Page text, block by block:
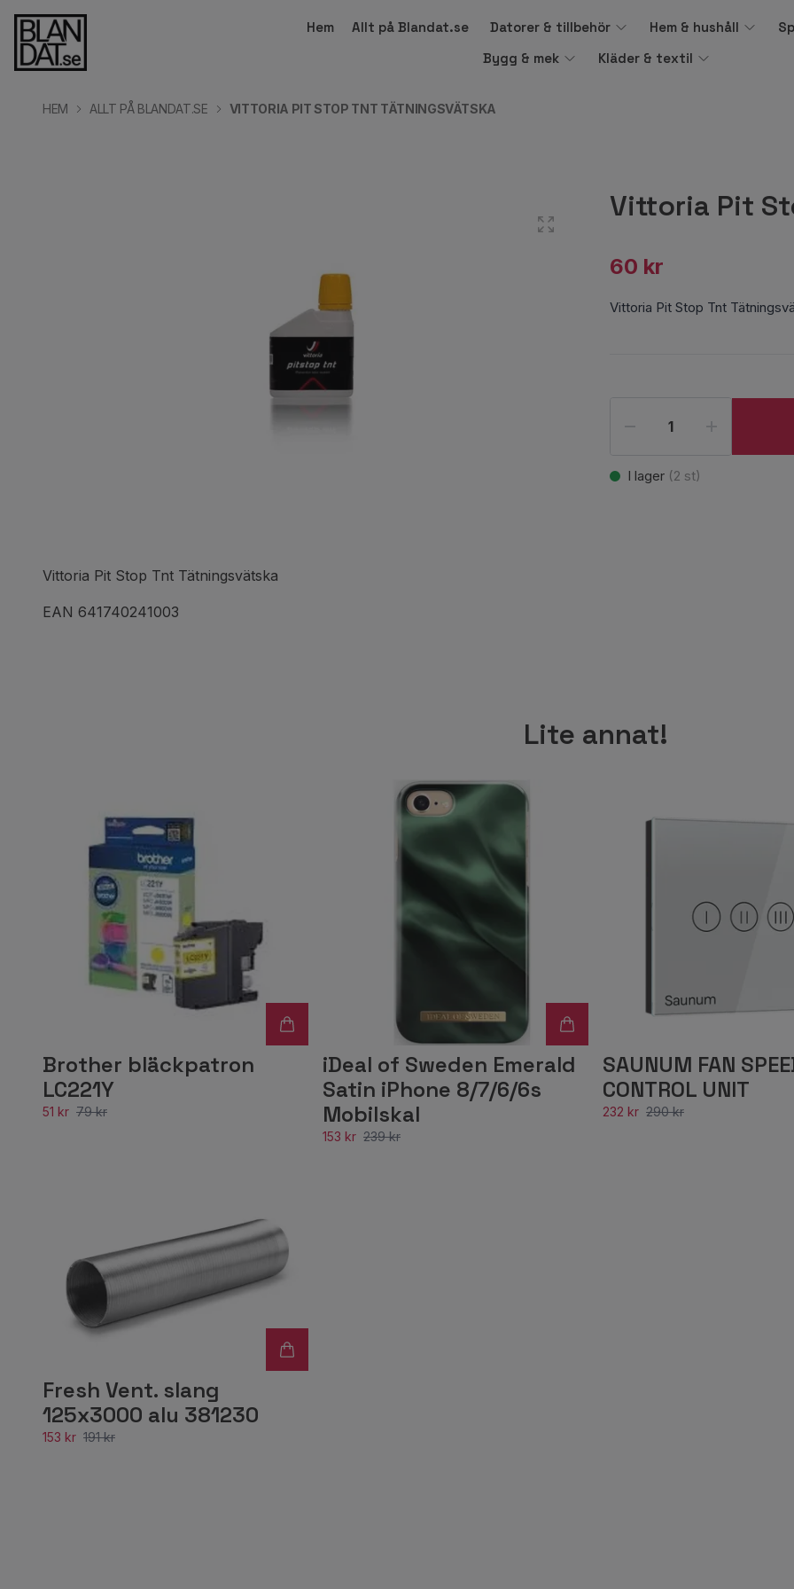
Hem Allt på Blandat.se Datorer & tillbehör Hem & hushåll
Bygg & mek
Kläder & textil
HEM ALLT PÅ BLANDAT.SE VITTORIA PIT STOP TNT TÄTNINGSVÄTSKA
Vittoria Pit
60 kr
Vittoria Pit Stop Tnt
I lager (2 st)
Vittoria Pit Stop Tnt Tätningsvätska
EAN 641740241003
Lite annat!
Brother bläckpatron
LC221Y
51 kr 79 kr
iDeal of Sweden Emerald
Satin iPhone 8/7/6/6s
Mobilskal
153 kr 239 kr
SAUNUM FAN
CONTROL UNIT
232 kr 290 kr
Fresh Vent. slang
125x3000 alu 381230
153 kr 191 kr